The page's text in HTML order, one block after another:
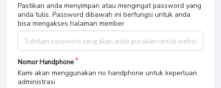
Pastikan anda menyimpan atau mengingat password yang
anda tulis. Password dibawah ini berfungsi untuk anda
bisa mengakses halaman member
Nomor Handphone
Kami akan menggunakan no handphone untuk keperluan
administrasi